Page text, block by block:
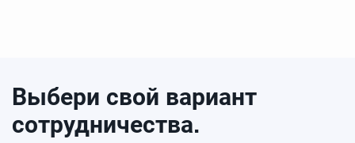
Выбери свой вариант
сотрудничества.